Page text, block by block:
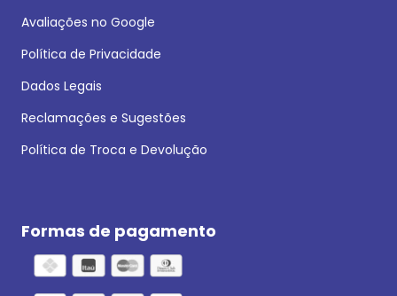
Avaliações no Google
Política de Privacidade
Dados Legais
Reclamações e Sugestões
Política de Troca e Devolução
Formas de pagamento